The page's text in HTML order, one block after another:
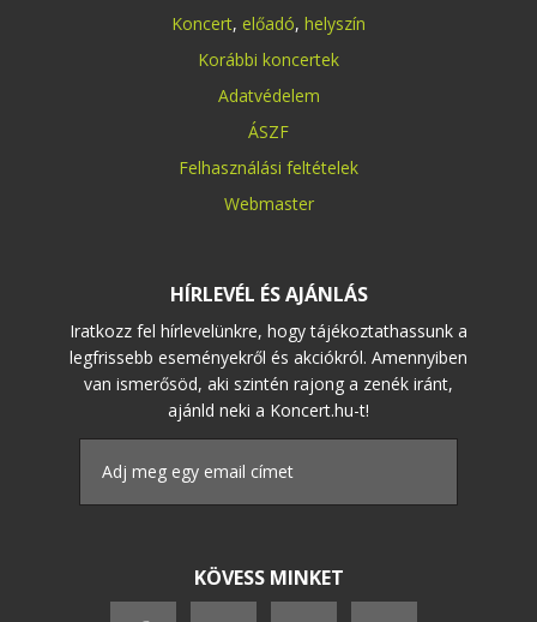
Koncert, előadó, helyszín
Korábbi koncertek
Adatvédelem
ÁSZF
Felhasználási feltételek
Webmaster
HÍRLEVÉL ÉS AJÁNLÁS
Iratkozz fel hírlevelünkre, hogy tájékoztathassunk a
legfrissebb eseményekről és akciókról. Amennyiben
van ismerősöd, aki szintén rajong a zenék iránt,
ajánld neki a Koncert.hu-t!
KÖVESS MINKET